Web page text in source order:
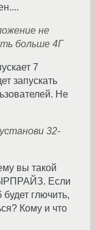
не
больше 4Г
7
запускать
Не
32-
вы такой
Если
глючить,
Кому и что